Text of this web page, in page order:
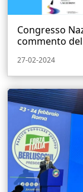
Congresso
commento
27-02-2024